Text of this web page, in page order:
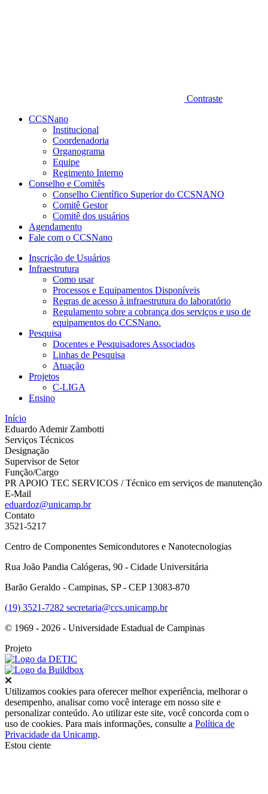
Contraste
CCSNano
Institucional
Coordenadoria
Organograma
Equipe
Regimento Interno
Conselho e Comitês
Conselho Científico Superior do CCSNANO
Comitê Gestor
Comitê dos usuários
Agendamento
Fale com o CCSNano
Inscrição de Usuários
Infraestrutura
Como usar
Processos e Equipamentos Disponíveis
Regras de acesso à infraestrutura do laboratório
Regulamento sobre a cobrança dos serviços e uso de
equipamentos do CCSNano.
Pesquisa
Docentes e Pesquisadores Associados
Linhas de Pesquisa
Atuação
Projetos
C-LIGA
Ensino
Início
Eduardo Ademir Zambotti
Serviços Técnicos
Designação
Supervisor de Setor
Função/Cargo
PR APOIO TEC SERVICOS / Técnico em serviços de manutenção
E-Mail
eduardoz@unicamp.br
Contato
3521-5217
Centro de Componentes Semicondutores e Nanotecnologias
Rua João Pandia Calógeras, 90 - Cidade Universitária
Barão Geraldo - Campinas, SP - CEP 13083-870
(19) 3521-7282 secretaria@ccs.unicamp.br
© 1969 - 2026 - Universidade Estadual de Campinas
Projeto
Utilizamos cookies para oferecer melhor experiência, melhorar o
desempenho, analisar como você interage em nosso site e
personalizar conteúdo. Ao utilizar este site, você concorda com o
uso de cookies. Para mais informações, consulte a Política de
Privacidade da Unicamp.
Estou ciente